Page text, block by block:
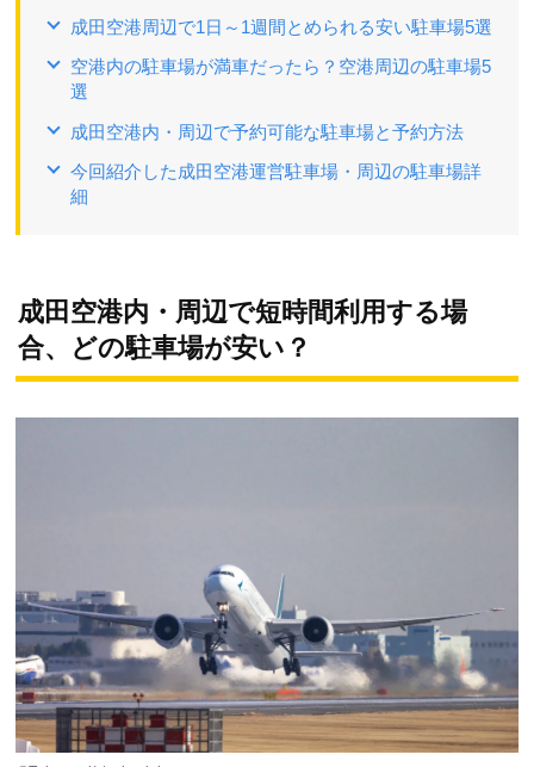
成田空港周辺で1日～1週間とめられる安い駐車場5選
空港内の駐車場が満車だったら？空港周辺の駐車場5
選
成田空港内・周辺で予約可能な駐車場と予約方法
今回紹介した成田空港運営駐車場・周辺の駐車場詳
細
成田空港内・周辺で短時間利用する場
合、どの駐車場が安い？